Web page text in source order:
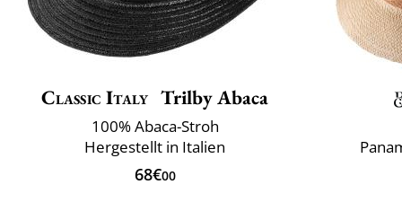
Classic Italy Trilby Abaca
100% Abaca-Stroh
Hergestellt in Italien
68€00